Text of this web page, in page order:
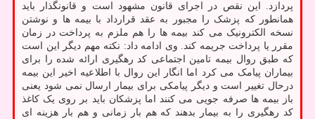
پردازد. این نقص در اجرای قانون مشهود است و قانونگذار باید
همانطور که پزشک را مجبور به عقد قرارداد با بیمه ها و نوشتن
نسخه الکترونیک می کند بیمه ها را هم ملزم به پرداخت در زمان
مقرر یا پرداخت جریمه کند. وی ادامه داد: نکته مهم دیگر این است
که طبق روال بیمه تامین اجتماعی کد رهگیری ارائه شده را برای
بیماران پیامک می کرد اما انگار این روال با اطلاعیه اخیر این بیمه
درحال تغییر است و دیگر پیامکی برای بیمار ارسال نمی شود یعنی
باز بیمه ها صرفه جویی می کنند اما پزشکان باید بر روی یک کاغذ
کد رهگیری را به بیمار بدهند که هم بار زمانی و هم بار هزینه ای